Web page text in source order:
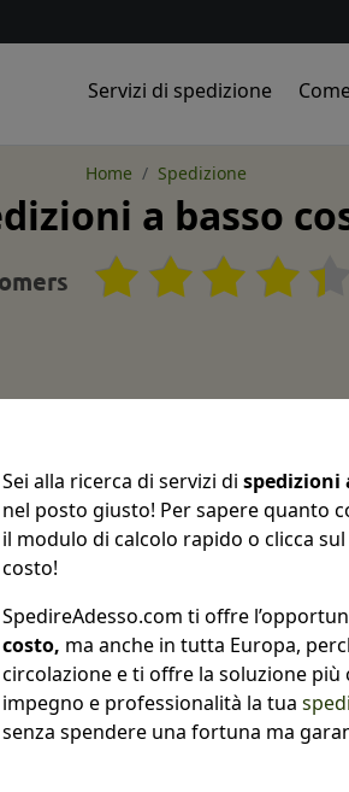
Servizi di spedizione
Home Spedizione
a basso
Sei alla ricerca di servizi di spedizioni
nel posto giusto! Per sapere quanto
il modulo di calcolo rapido o clicca
costo!
SpedireAdesso.com ti offre
costo, ma anche in tutta Europa,
circolazione e ti offre la soluzione
impegno e professionalità la tua
senza spendere una fortuna ma